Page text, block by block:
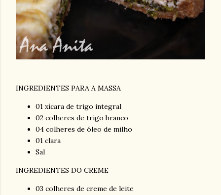
INGREDIENTES PARA A MASSA
01 xícara de trigo integral
02 colheres de trigo branco
04 colheres de óleo de milho
01 clara
Sal
INGREDIENTES DO CREME
03 colheres de creme de leite